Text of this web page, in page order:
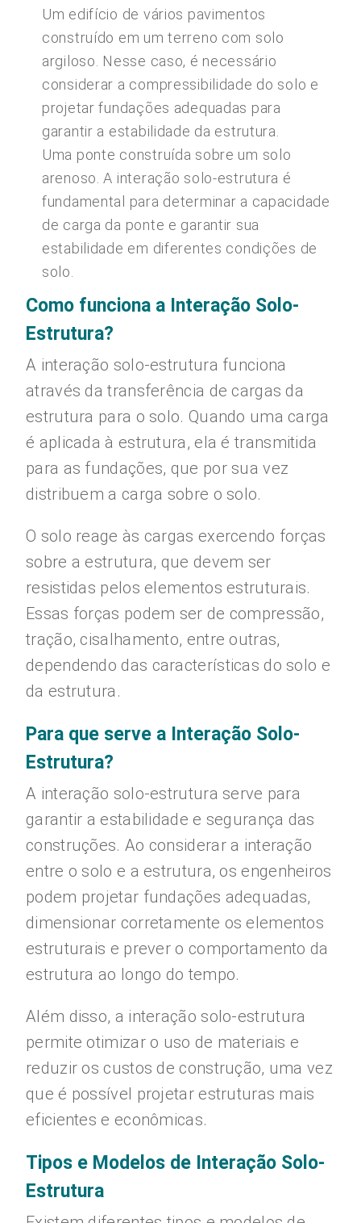
Um edifício de vários pavimentos
construído em um terreno com solo
argiloso. Nesse caso, é necessário
considerar a compressibilidade do solo e
projetar fundações adequadas para
garantir a estabilidade da estrutura.
Uma ponte construída sobre um solo
arenoso. A interação solo-estrutura é
fundamental para determinar a capacidade
de carga da ponte e garantir sua
estabilidade em diferentes condições de
solo.
Como funciona a Interação Solo-
Estrutura?
A interação solo-estrutura funciona
através da transferência de cargas da
estrutura para o solo. Quando uma carga
é aplicada à estrutura, ela é transmitida
para as fundações, que por sua vez
distribuem a carga sobre o solo.
O solo reage às cargas exercendo forças
sobre a estrutura, que devem ser
resistidas pelos elementos estruturais.
Essas forças podem ser de compressão,
tração, cisalhamento, entre outras,
dependendo das características do solo e
da estrutura.
Para que serve a Interação Solo-
Estrutura?
A interação solo-estrutura serve para
garantir a estabilidade e segurança das
construções. Ao considerar a interação
entre o solo e a estrutura, os engenheiros
podem projetar fundações adequadas,
dimensionar corretamente os elementos
estruturais e prever o comportamento da
estrutura ao longo do tempo.
Além disso, a interação solo-estrutura
permite otimizar o uso de materiais e
reduzir os custos de construção, uma vez
que é possível projetar estruturas mais
eficientes e econômicas.
Tipos e Modelos de Interação Solo-
Estrutura